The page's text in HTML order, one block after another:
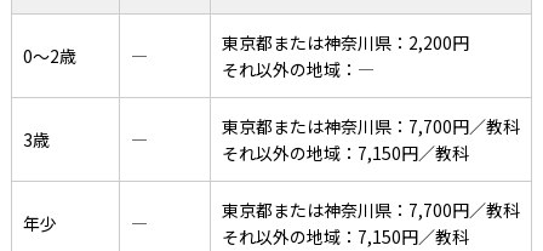
0〜2歳 ―
東京都または神奈川県：2,200円
それ以外の地域：―
3歳 ―
東京都または神奈川県：7,700円／教科
それ以外の地域：7,150円／教科
年少 ―
東京都または神奈川県：7,700円／教科
それ以外の地域：7,150円／教科